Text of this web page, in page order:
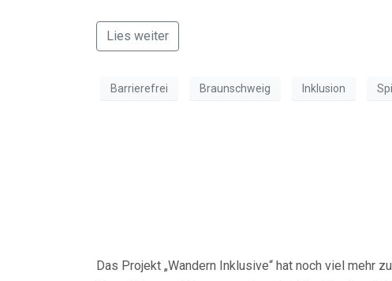
Lies weiter
Barrierefrei Braunschweig Inklusion
Das Projekt „Wandern Inklusive“ hat noch viel mehr